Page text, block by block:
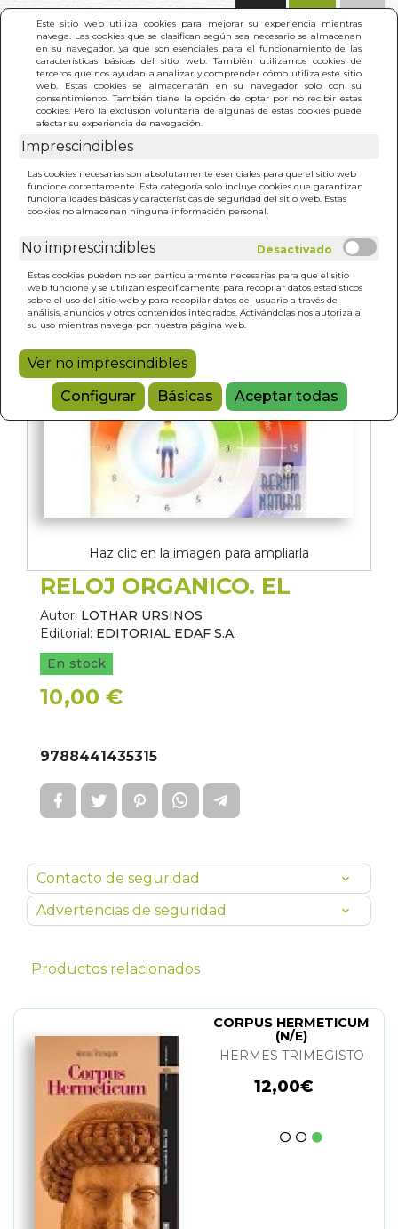
Este sitio web utiliza cookies para mejorar su experiencia mientras
navega. Las cookies que se clasifican según sea necesario se almacenan
en su navegador, ya que son esenciales para el funcionamiento de las
características básicas del sitio web. También utilizamos cookies de
terceros que nos ayudan a analizar y comprender cómo utiliza este sitio
web. Estas cookies se almacenarán en su navegador solo con su
consentimiento. También tiene la opción de optar por no recibir estas
cookies. Pero la exclusión voluntaria de algunas de estas cookies puede
afectar su experiencia de navegación.
Imprescindibles
Las cookies necesarias son absolutamente esenciales para que el sitio web
funcione correctamente. Esta categoría solo incluye cookies que garantizan
funcionalidades básicas y características de seguridad del sitio web. Estas
cookies no almacenan ninguna información personal.
No imprescindibles
Estas cookies pueden no ser particularmente necesarias para que el sitio
web funcione y se utilizan específicamente para recopilar datos estadísticos
sobre el uso del sitio web y para recopilar datos del usuario a través de
análisis, anuncios y otros contenidos integrados. Activándolas nos autoriza a
su uso mientras navega por nuestra página web.
Ver no imprescindibles
Configurar
Básicas Aceptar todas
INICIO > RELOJ ORGANICO. EL
Haz clic en la imagen para ampliarla
RELOJ ORGANICO. EL
Autor: LOTHAR URSINOS
Editorial: EDITORIAL EDAF S.A.
En stock
10,00 €
9788441435315
Contacto de seguridad
Advertencias de seguridad
Productos relacionados
CORPUS HERMETICUM
(N/E)
HERMES TRIMEGISTO
12,00€